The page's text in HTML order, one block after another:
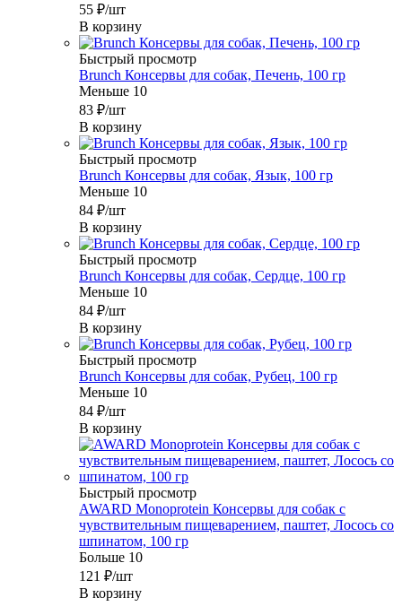
55 ₽/шт
В корзину
Быстрый просмотр
Brunch Консервы для собак, Печень, 100 гр
Меньше 10
83 ₽/шт
В корзину
Быстрый просмотр
Brunch Консервы для собак, Язык, 100 гр
Меньше 10
84 ₽/шт
В корзину
Быстрый просмотр
Brunch Консервы для собак, Сердце, 100 гр
Меньше 10
84 ₽/шт
В корзину
Быстрый просмотр
Brunch Консервы для собак, Рубец, 100 гр
Меньше 10
84 ₽/шт
В корзину
Быстрый просмотр
AWARD Monoprotein Консервы для собак с
чувствительным пищеварением, паштет, Лосось со
шпинатом, 100 гр
Больше 10
121 ₽/шт
В корзину